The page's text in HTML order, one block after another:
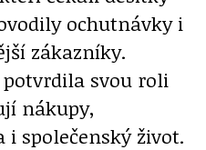
ochutnávky i
zákazníky.
svou roli
nákupy,
společenský život.